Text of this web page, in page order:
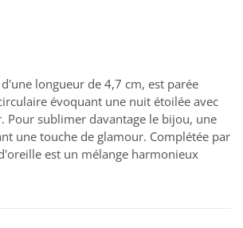
longueur de 4,7 cm, est parée
évoquant une nuit étoilée avec
Pour sublimer davantage le bijou, une
une touche de glamour. Complétée par
est un mélange harmonieux